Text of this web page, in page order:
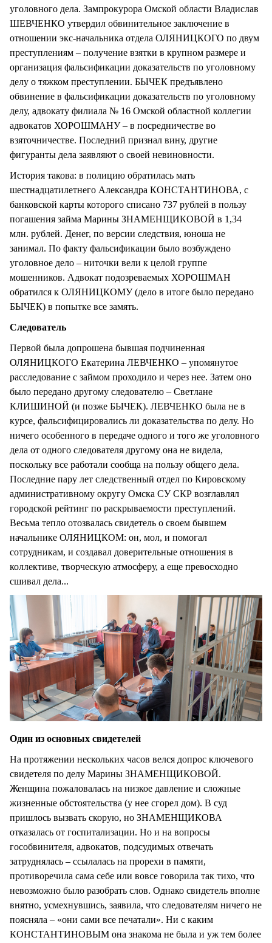
уголовного дела. Зампрокурора Омской области Владислав
ШЕВЧЕНКО утвердил обвинительное заключение в
отношении экс-начальника отдела ОЛЯНИЦКОГО по двум
преступлениям – получение взятки в крупном размере и
организация фальсификации доказательств по уголовному
делу о тяжком преступлении. БЫЧЕК предъявлено
обвинение в фальсификации доказательств по уголовному
делу, адвокату филиала № 16 Омской областной коллегии
адвокатов ХОРОШМАНУ – в посредничестве во
взяточничестве. Последний признал вину, другие
фигуранты дела заявляют о своей невиновности.
История такова: в полицию обратилась мать
шестнадцатилетнего Александра КОНСТАНТИНОВА, с
банковской карты которого списано 737 рублей в пользу
погашения займа Марины ЗНАМЕНЩИКОВОЙ в 1,34
млн. рублей. Денег, по версии следствия, юноша не
занимал. По факту фальсификации было возбуждено
уголовное дело – ниточки вели к целой группе
мошенников. Адвокат подозреваемых ХОРОШМАН
обратился к ОЛЯНИЦКОМУ (дело в итоге было передано
БЫЧЕК) в попытке все замять.
Следователь
Первой была допрошена бывшая подчиненная
ОЛЯНИЦКОГО Екатерина ЛЕВЧЕНКО – упомянутое
расследование с займом проходило и через нее. Затем оно
было передано другому следователю – Светлане
КЛИШИНОЙ (и позже БЫЧЕК). ЛЕВЧЕНКО была не в
курсе, фальсифицировались ли доказательства по делу. Но
ничего особенного в передаче одного и того же уголовного
дела от одного следователя другому она не видела,
поскольку все работали сообща на пользу общего дела.
Последние пару лет следственный отдел по Кировскому
административному округу Омска СУ СКР возглавлял
городской рейтинг по раскрываемости преступлений.
Весьма тепло отозвалась свидетель о своем бывшем
начальнике ОЛЯНИЦКОМ: он, мол, и помогал
сотрудникам, и создавал доверительные отношения в
коллективе, творческую атмосферу, а еще превосходно
сшивал дела...
Один из основных свидетелей
На протяжении нескольких часов велся допрос ключевого
свидетеля по делу Марины ЗНАМЕНЩИКОВОЙ.
Женщина пожаловалась на низкое давление и сложные
жизненные обстоятельства (у нее сгорел дом). В суд
пришлось вызвать скорую, но ЗНАМЕНЩИКОВА
отказалась от госпитализации. Но и на вопросы
гособвинителя, адвокатов, подсудимых отвечать
затруднялась – ссылалась на прорехи в памяти,
противоречила сама себе или вовсе говорила так тихо, что
невозможно было разобрать слов. Однако свидетель вполне
внятно, усмехнувшись, заявила, что следователям ничего не
поясняла – «они сами все печатали». Ни с каким
КОНСТАНТИНОВЫМ она знакома не была и уж тем более